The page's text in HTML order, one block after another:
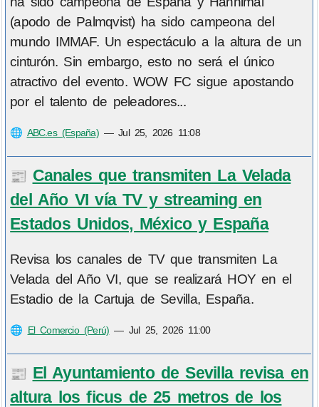
(apodo de Palmqvist) ha sido campeona del
mundo IMMAF. Un espectáculo a la altura de un
cinturón. Sin embargo, esto no será el único
atractivo del evento. WOW FC sigue apostando
por el talento de peleadores...
🌐 ABC.es (España)—Jul 25, 2026 11:08
📰 Canales que transmiten La Velada
del Año VI vía TV y streaming en
Estados Unidos, México y España
Revisa los canales de TV que transmiten La
Velada del Año VI, que se realizará HOY en el
Estadio de la Cartuja de Sevilla, España.
🌐 El Comercio (Perú) — Jul 25, 2026 11:00
📰 El Ayuntamiento de Sevilla revisa en
altura los ficus de 25 metros de los